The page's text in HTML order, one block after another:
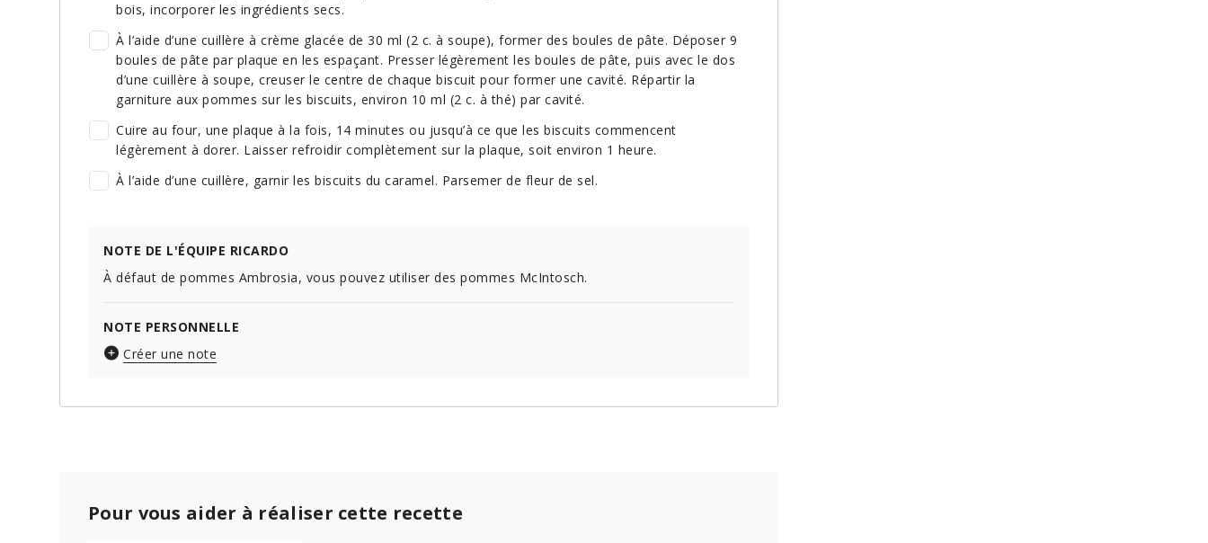
bois, incorporer les ingrédients secs.
À l’aide d’une cuillère à crème glacée de 30 ml (2 c. à soupe), former des boules de pâte. Déposer 9
boules de pâte par plaque en les espaçant. Presser légèrement les boules de pâte, puis avec le dos
d’une cuillère à soupe, creuser le centre de chaque biscuit pour former une cavité. Répartir la
garniture aux pommes sur les biscuits, environ 10 ml (2 c. à thé) par cavité.
Cuire au four, une plaque à la fois, 14 minutes ou jusqu’à ce que les biscuits commencent
légèrement à dorer. Laisser refroidir complètement sur la plaque, soit environ 1 heure.
À l’aide d’une cuillère, garnir les biscuits du caramel. Parsemer de fleur de sel.
NOTE DE L'ÉQUIPE RICARDO
À défaut de pommes Ambrosia, vous pouvez utiliser des pommes McIntosch.
NOTE PERSONNELLE
Créer une note
Pour vous aider à réaliser cette recette